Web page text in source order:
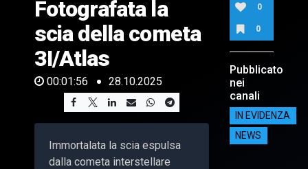
56
seconds
Fotografata la
scia della cometa
3I/Atlas
00:01:56 28.10.2025
Immortalata la scia espulsa
dalla cometa interstellare
0
0
Pubblicato
nei
canali
IN EVIDENZA
NEWS